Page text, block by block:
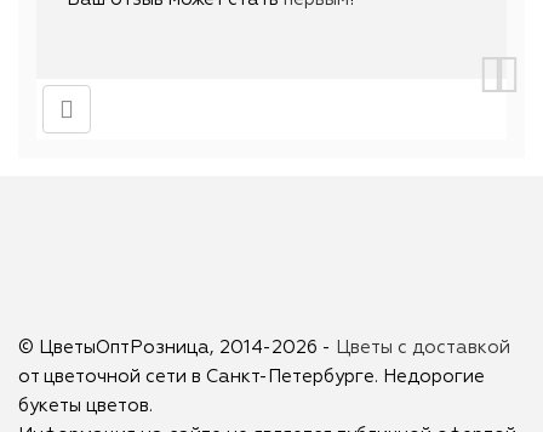
© ЦветыОптРозница, 2014-2026 -
Цветы с доставкой
от цветочной сети в Санкт-Петербурге. Недорогие
букеты цветов.